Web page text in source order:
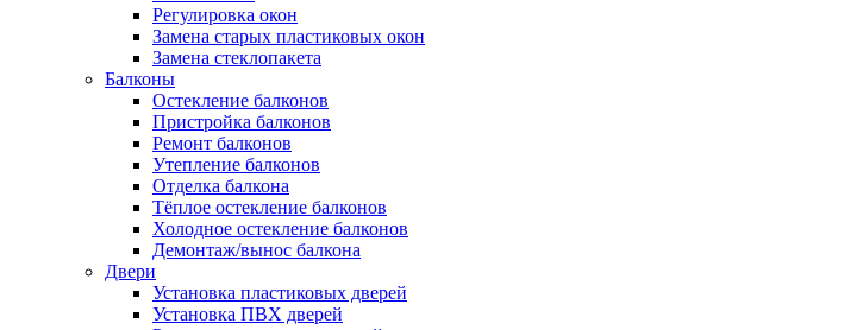
Регулировка окон
Замена старых пластиковых окон
Замена стеклопакета
Балконы
Остекление балконов
Пристройка балконов
Ремонт балконов
Утепление балконов
Отделка балкона
Тёплое остекление балконов
Холодное остекление балконов
Демонтаж/вынос балкона
Двери
Установка пластиковых дверей
Установка ПВХ дверей